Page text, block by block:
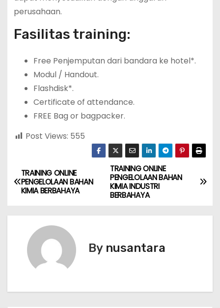
perusahaan.
Fasilitas training:
Free Penjemputan dari bandara ke hotel*.
Modul / Handout.
Flashdisk*.
Certificate of attendance.
FREE Bag or bagpacker.
Post Views: 555
P
o
s
v
TRAINING ONLINE
PENGELOLAAN BAHAN
KIMIA INDUSTRI
BERBAHAYA
TRAINING ONLINE
PENGELOLAAN BAHAN
KIMIA BERBAHAYA
By nusantara